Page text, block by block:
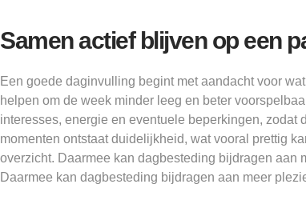
Samen actief blijven op een
Een goede daginvulling begint met aandacht voor
helpen om de week minder leeg en beter
interesses, energie en eventuele beperkingen, zodat
momenten ontstaat duidelijkheid, wat vooral prettig
overzicht. Daarmee kan dagbesteding bijdragen aan
Daarmee kan dagbesteding bijdragen aan meer